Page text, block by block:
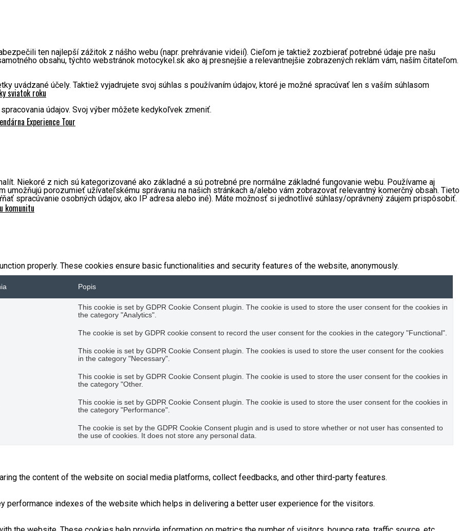
sviatok roku
Experience Tour
komunitu
ten najlepší zážitok z nášho webu (napr. prehrávanie videií). Cieľom je taktiež zozbierať potrebné údaje pre našu
obsahu, týchto webstránok motocykel.sk ako aj presnejšie a relevantnejšie zobrazených reklám vám, naším čitateľom.
uvádzané účely. Taktiež vyjadrujete svoj súhlas s používaním údajov, ktoré je možné spracúvať len s vaším súhlasom
údajov. Svoj výber môžete kedykoľvek zmeniť.
Niekoré z nich sú kategorizované ako základné a sú potrebné pre normálne základné fungovanie webu. Používame aj
umožňujú porozumieť užívateľskému správaniu na našich stránkach a/alebo vám zobrazovať relevantný komerčný obsah. Tieto
spracúvanie osobných údajov, ako IP adresa alebo iné). Máte možnosť si jednotlivé súhlasy/oprávnený záujem prispôsobiť.
properly. These cookies ensure basic functionalities and security features of the website, anonymously.
Popis
This cookie is set by GDPR Cookie Consent plugin. The cookie is used to store the user consent for the cookies in
the category "Analytics".
The cookie is set by GDPR cookie consent to record the user consent for the cookies in the category "Functional".
This cookie is set by GDPR Cookie Consent plugin. The cookies is used to store the user consent for the cookies
in the category "Necessary".
This cookie is set by GDPR Cookie Consent plugin. The cookie is used to store the user consent for the cookies in
the category "Other.
This cookie is set by GDPR Cookie Consent plugin. The cookie is used to store the user consent for the cookies in
the category "Performance".
The cookie is set by the GDPR Cookie Consent plugin and is used to store whether or not user has consented to
the use of cookies. It does not store any personal data.
the content of the website on social media platforms, collect feedbacks, and other third-party features.
performance indexes of the website which helps in delivering a better user experience for the visitors.